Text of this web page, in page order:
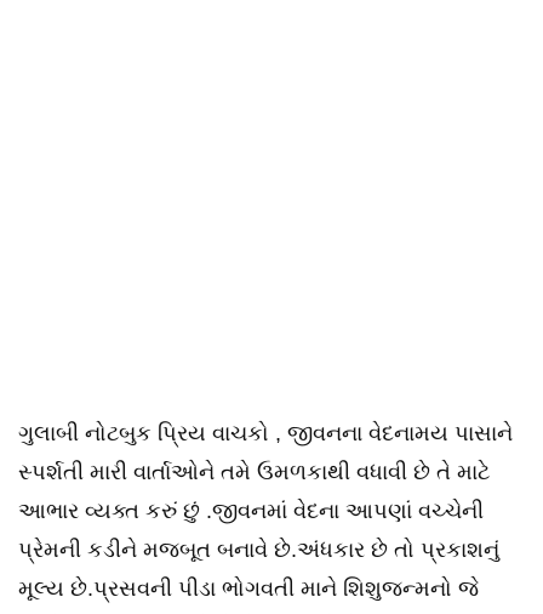
ગુલાબી નોટબુક પ્રિય વાચકો , જીવનના વેદનામય પાસાને
સ્પર્શતી મારી વાર્તાઓને તમે ઉમળકાથી વધાવી છે તે માટે
આભાર વ્યક્ત કરું છું .જીવનમાં વેદના આપણાં વચ્ચેની
પ્રેમની કડીને મજબૂત બનાવે છે.અંધકાર છે તો પ્રકાશનું
મૂલ્ય છે.પ્રસવની પીડા ભોગવતી માને શિશુજન્મનો જે